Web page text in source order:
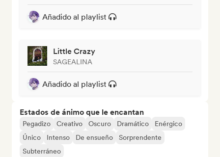
Añadido al playlist
Little Crazy
SAGEALINA
Añadido al playlist
Estados de ánimo que le encantan
Pegadizo Creativo Oscuro Dramático
Enérgico
Único
Intenso De ensueño
Sorprendente
Subterráneo